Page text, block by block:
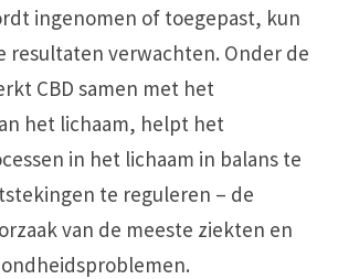
ingenomen of toegepast, kun
resultaten verwachten. Onder de
CBD samen met het
het lichaam, helpt het
in het lichaam in balans te
te reguleren – de
van de meeste ziekten en